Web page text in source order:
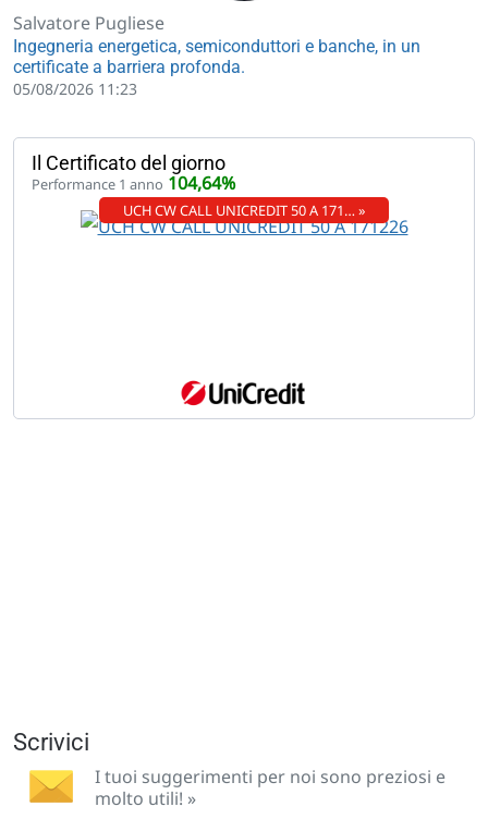
Salvatore Pugliese
Ingegneria energetica, semiconduttori e banche, in un
certificate a barriera profonda.
05/08/2026 11:23
Il Certificato del giorno
Performance 1 anno 104,64%
UCH CW CALL UNICREDIT 50 A 171… »
Scrivici
I tuoi suggerimenti per noi sono preziosi e
molto utili! »